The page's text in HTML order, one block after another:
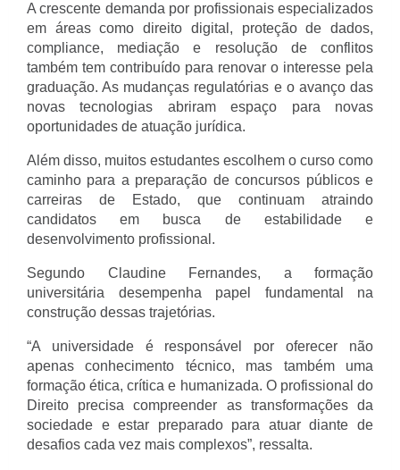
A crescente demanda por profissionais especializados
em áreas como direito digital, proteção de dados,
compliance, mediação e resolução de conflitos
também tem contribuído para renovar o interesse pela
graduação. As mudanças regulatórias e o avanço das
novas tecnologias abriram espaço para novas
oportunidades de atuação jurídica.
Além disso, muitos estudantes escolhem o curso como
caminho para a preparação de concursos públicos e
carreiras de Estado, que continuam atraindo
candidatos em busca de estabilidade e
desenvolvimento profissional.
Segundo Claudine Fernandes, a formação
universitária desempenha papel fundamental na
construção dessas trajetórias.
“A universidade é responsável por oferecer não
apenas conhecimento técnico, mas também uma
formação ética, crítica e humanizada. O profissional do
Direito precisa compreender as transformações da
sociedade e estar preparado para atuar diante de
desafios cada vez mais complexos”, ressalta.